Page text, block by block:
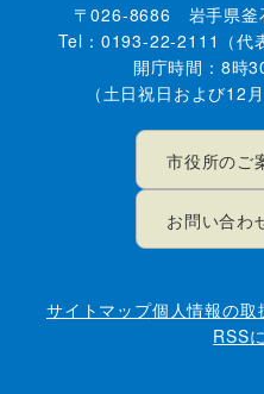
〒026-8686 岩手県釜
Tel：0193-22-2111（代
開庁時間：8時
（土日祝日および12
市役所のご
お問い合わ
サイトマップ個人情報の取
RSS